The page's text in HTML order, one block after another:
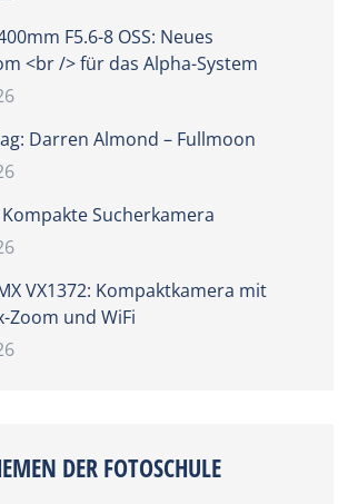
F5.6-8 OSS: Neues
<br /> für das Alpha-System
Darren Almond – Fullmoon
Sucherkamera
VX1372: Kompaktkamera mit
Zoom und WiFi
DER FOTOSCHULE